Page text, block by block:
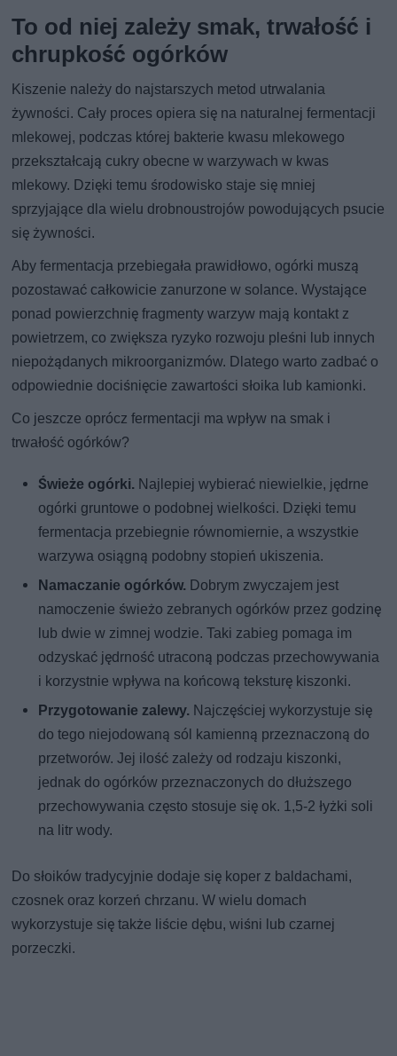
To od niej zależy smak, trwałość i
chrupkość ogórków
Kiszenie należy do najstarszych metod utrwalania
żywności. Cały proces opiera się na naturalnej fermentacji
mlekowej, podczas której bakterie kwasu mlekowego
przekształcają cukry obecne w warzywach w kwas
mlekowy. Dzięki temu środowisko staje się mniej
sprzyjające dla wielu drobnoustrojów powodujących psucie
się żywności.
Aby fermentacja przebiegała prawidłowo, ogórki muszą
pozostawać całkowicie zanurzone w solance. Wystające
ponad powierzchnię fragmenty warzyw mają kontakt z
powietrzem, co zwiększa ryzyko rozwoju pleśni lub innych
niepożądanych mikroorganizmów. Dlatego warto zadbać o
odpowiednie dociśnięcie zawartości słoika lub kamionki.
Co jeszcze oprócz fermentacji ma wpływ na smak i
trwałość ogórków?
Świeże ogórki. Najlepiej wybierać niewielkie, jędrne
ogórki gruntowe o podobnej wielkości. Dzięki temu
fermentacja przebiegnie równomiernie, a wszystkie
warzywa osiągną podobny stopień ukiszenia.
Namaczanie ogórków. Dobrym zwyczajem jest
namoczenie świeżo zebranych ogórków przez godzinę
lub dwie w zimnej wodzie. Taki zabieg pomaga im
odzyskać jędrność utraconą podczas przechowywania
i korzystnie wpływa na końcową teksturę kiszonki.
Przygotowanie zalewy. Najczęściej wykorzystuje się
do tego niejodowaną sól kamienną przeznaczoną do
przetworów. Jej ilość zależy od rodzaju kiszonki,
jednak do ogórków przeznaczonych do dłuższego
przechowywania często stosuje się ok. 1,5-2 łyżki soli
na litr wody.
Do słoików tradycyjnie dodaje się koper z baldachami,
czosnek oraz korzeń chrzanu. W wielu domach
wykorzystuje się także liście dębu, wiśni lub czarnej
porzeczki.